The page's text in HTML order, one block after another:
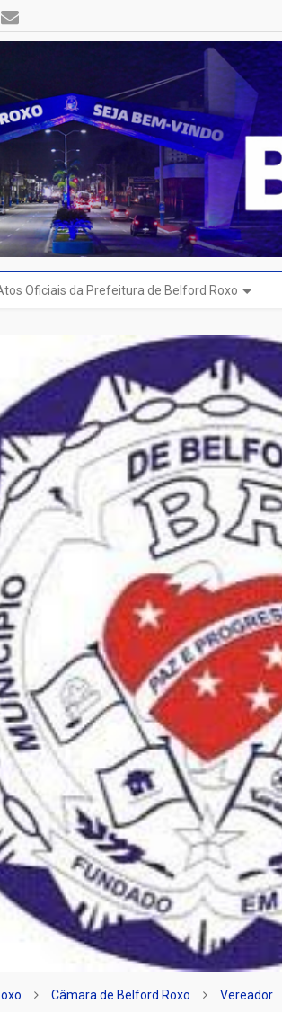
Oficiais da Prefeitura de Belford Roxo
Câmara de Belford Roxo Vereador